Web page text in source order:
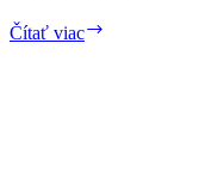
Čítať viac